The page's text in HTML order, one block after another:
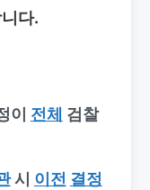
다.
이 전체 검찰
시 이전 결정